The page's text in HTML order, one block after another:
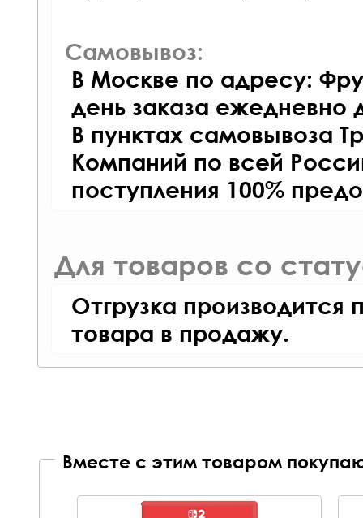
Самовывоз:
В Москве по адресу:
день заказа ежедневно
В пунктах самовывоза
Компаний по всей
поступления 100%
Для товаров со
Отгрузка производится
товара в продажу.
Вместе с этим товаром